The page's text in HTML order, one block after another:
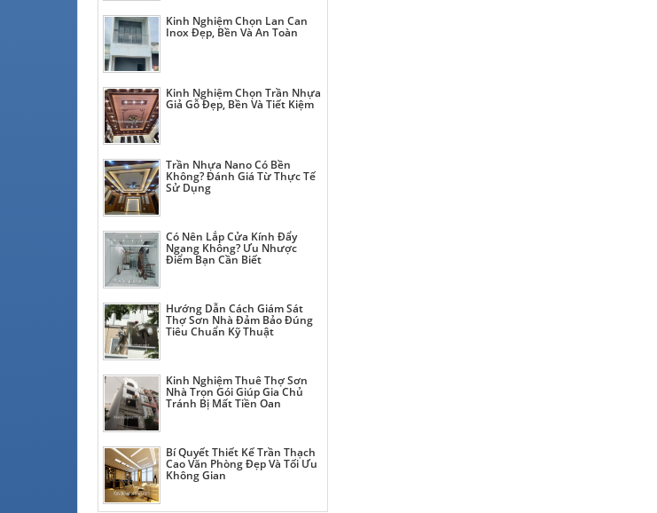
Kinh Nghiệm Chọn Lan Can
Inox Đẹp, Bền Và An Toàn
Kinh Nghiệm Chọn Trần Nhựa
Giả Gỗ Đẹp, Bền Và Tiết Kiệm
Trần Nhựa Nano Có Bền
Không? Đánh Giá Từ Thực Tế
Sử Dụng
Có Nên Lắp Cửa Kính Đẩy
Ngang Không? Ưu Nhược
Điểm Bạn Cần Biết
Hướng Dẫn Cách Giám Sát
Thợ Sơn Nhà Đảm Bảo Đúng
Tiêu Chuẩn Kỹ Thuật
Kinh Nghiệm Thuê Thợ Sơn
Nhà Trọn Gói Giúp Gia Chủ
Tránh Bị Mất Tiền Oan
Bí Quyết Thiết Kế Trần Thạch
Cao Văn Phòng Đẹp Và Tối Ưu
Không Gian